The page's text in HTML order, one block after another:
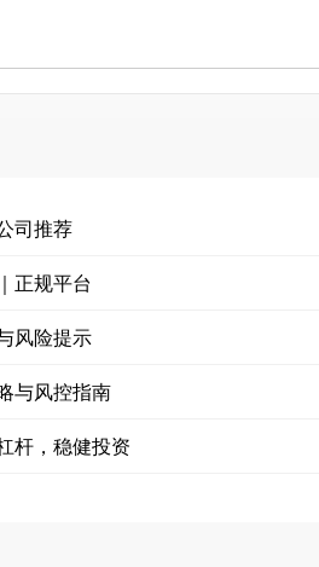
司推荐
正规平台
风险提示
与风控指南
杆，稳健投资